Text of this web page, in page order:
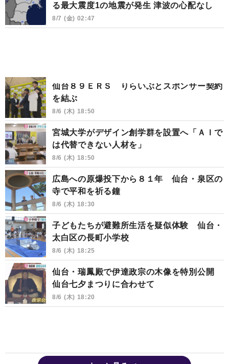
る最大震度1の地震が発生 津波の心配なし
8/7 (金) 02:47
仙台８９ＥＲＳ りらいぶとスポンサー契約
を結ぶ
8/6 (木) 18:50
宮城大学がデザイン創学群を設置へ「ＡＩで
は代替できない人材を」
8/6 (木) 18:50
広島への原爆投下から８１年 仙台・泉区の
寺で平和を祈る鐘
8/6 (木) 18:30
子どもたちが避難所生活を疑似体験 仙台・
太白区の長町小学校
8/6 (木) 18:25
仙台・瑞鳳殿で伊達政宗の木像を特別公開
仙台七夕まつりに合わせて
8/6 (木) 18:20